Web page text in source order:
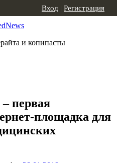
и копипасты
Вход | Регистрация
первая
площадка для